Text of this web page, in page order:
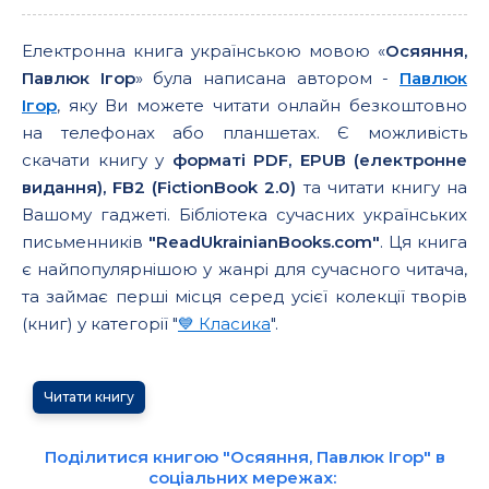
Електронна книга українською мовою «Осяяння,
Павлюк Ігор» була написана автором - Павлюк
Ігор, яку Ви можете читати онлайн безкоштовно
на телефонах або планшетах. Є можливість
скачати книгу у форматі PDF, EPUB (електронне
видання), FB2 (FictionBook 2.0) та читати книгу на
Вашому гаджеті. Бібліотека сучасних українських
письменників "ReadUkrainianBooks.com". Ця книга
є найпопулярнішою у жанрі для сучасного читача,
та займає перші місця серед усієї колекції творів
(книг) у категорії "💙 Класика".
Читати книгу
Поділитися книгою "Осяяння, Павлюк Ігор" в
соціальних мережах: